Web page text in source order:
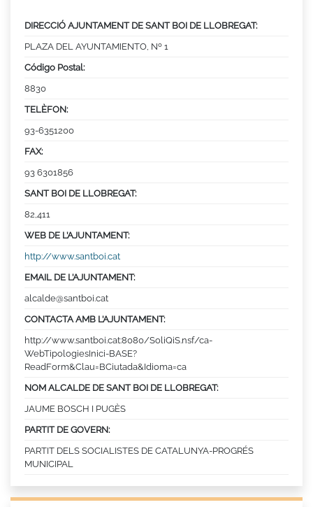
DIRECCIÓ AJUNTAMENT DE SANT BOI DE LLOBREGAT:
PLAZA DEL AYUNTAMIENTO, Nº 1
Código Postal:
8830
TELÈFON:
93-6351200
FAX:
93 6301856
SANT BOI DE LLOBREGAT:
82,411
WEB DE L’AJUNTAMENT:
http://www.santboi.cat
EMAIL DE L’AJUNTAMENT:
alcalde@santboi.cat
CONTACTA AMB L’AJUNTAMENT:
http://www.santboi.cat:8080/SoliQiS.nsf/ca-
WebTipologiesInici-BASE?
ReadForm&Clau=BCiutada&Idioma=ca
NOM ALCALDE DE SANT BOI DE LLOBREGAT:
JAUME BOSCH I PUGÈS
PARTIT DE GOVERN:
PARTIT DELS SOCIALISTES DE CATALUNYA-PROGRÉS
MUNICIPAL